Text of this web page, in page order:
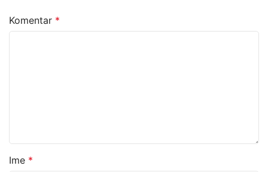
Komentar *
Ime *